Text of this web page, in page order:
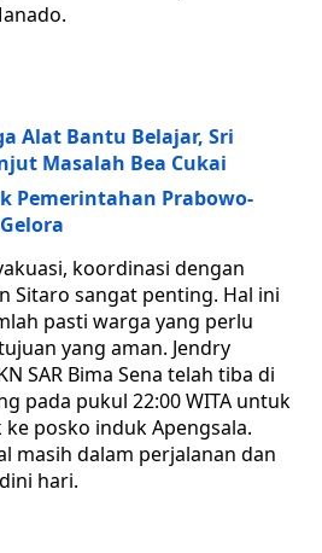
Alat Bantu Belajar, Sri
Masalah Bea Cukai
Pemerintahan Prabowo-
koordinasi dengan
Sitaro sangat penting. Hal ini
pasti warga yang perlu
yang aman. Jendry
SAR Bima Sena telah tiba di
pada pukul 22:00 WITA untuk
posko induk Apengsala.
masih dalam perjalanan dan
hari.